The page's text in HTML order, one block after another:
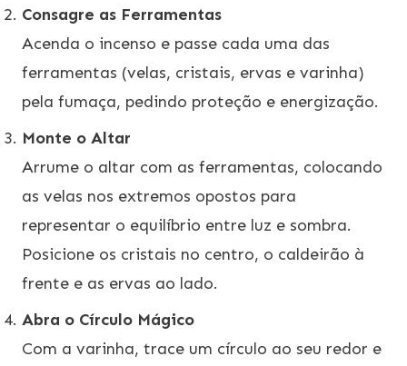
Consagre as Ferramentas
Acenda o incenso e passe cada uma das
ferramentas (velas, cristais, ervas e varinha)
pela fumaça, pedindo proteção e energização.
Monte o Altar
Arrume o altar com as ferramentas, colocando
as velas nos extremos opostos para
representar o equilíbrio entre luz e sombra.
Posicione os cristais no centro, o caldeirão à
frente e as ervas ao lado.
Abra o Círculo Mágico
Com a varinha, trace um círculo ao seu redor e